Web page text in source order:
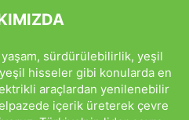
sürdürülebilirlik, yeşil
hisseler gibi konularda en
araçlardan yenilenebilir
içerik üreterek çevre